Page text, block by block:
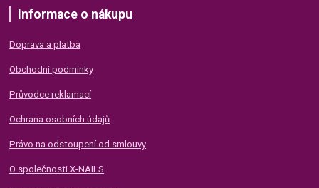
Informace o nákupu
Doprava a platba
Obchodní podmínky
Průvodce reklamací
Ochrana osobních údajů
Právo na odstoupení od smlouvy
O společnosti X-NAILS